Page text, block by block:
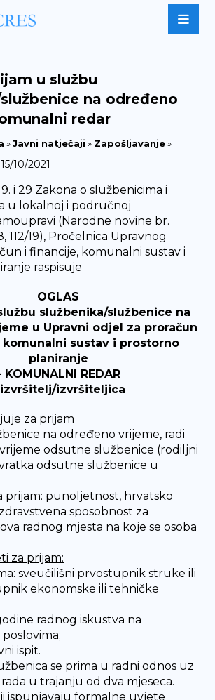
u službu
na određeno
redar
»Javni natječaji » Zapošljavanje»
15/10/2021
i 29 Zakona o službenicima i
u lokalnoj i područnoj
(Narodne novine br.
112/19), Pročelnica Upravnog
i financije, komunalni sustav i
raspisuje
OGLAS
službenika/službenice na
u Upravni odjel za proračun
sustav i prostorno
planiranje
KOMUNALNI REDAR
izvršitelj/izvršiteljica
za prijam
na određeno vrijeme, radi
odsutne službenice (rodiljni
odsutne službenice u
prijam: punoljetnost, hrvatsko
sposobnost za
radnog mjesta na koje se osoba
za prijam:
sveučilišni prvostupnik struke ili
ekonomske ili tehničke
radnog iskustva na
ispit.
se prima u radni odnos uz
u trajanju od dva mjeseca.
ispunjavaju formalne uvjete